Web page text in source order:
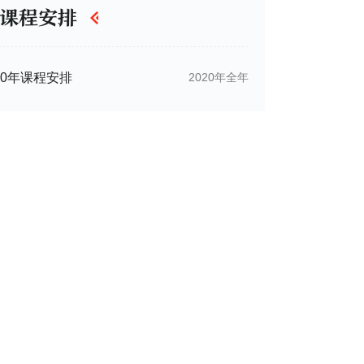
课程安排
年课程安排 2020年全年